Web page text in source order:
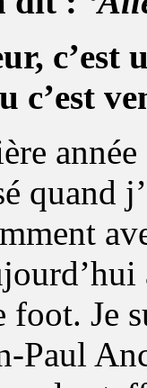
c’est
c’est
année
foot. Je
Paul